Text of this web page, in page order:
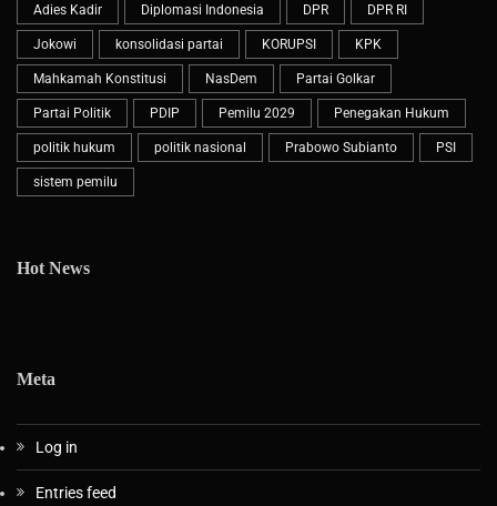
Adies Kadir Diplomasi Indonesia DPR DPR RI
Jokowi konsolidasi partai KORUPSI KPK
Mahkamah Konstitusi NasDem Partai Golkar
Partai Politik PDIP Pemilu 2029 Penegakan Hukum
politik hukum politik nasional Prabowo Subianto PSI
sistem pemilu
Hot News
Meta
Log in
Entries feed